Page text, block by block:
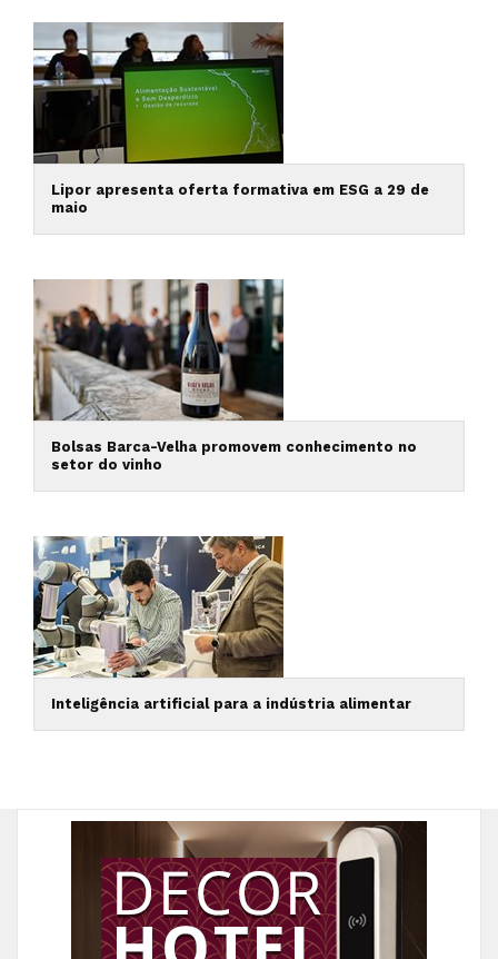
Lipor apresenta oferta formativa em ESG a 29 de
maio
Bolsas Barca-Velha promovem conhecimento no
setor do vinho
Inteligência artificial para a indústria alimentar